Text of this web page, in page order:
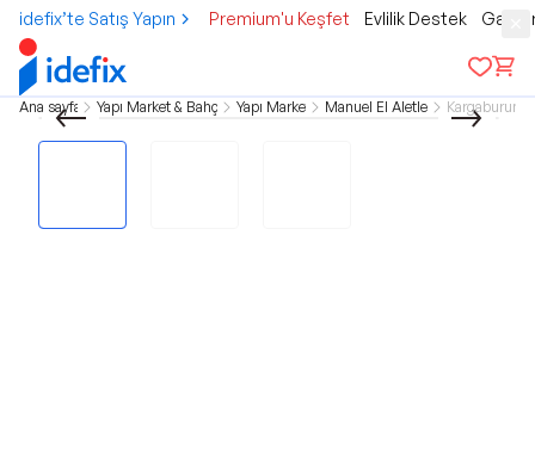
idefix’te Satış Yapın Premium'u Keşfet Evlilik Destek
Ana sayfa Yapı Market & Bahçe Yapı Market Manuel El Aletleri Kargaburun